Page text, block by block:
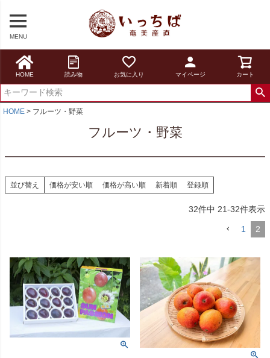
MENU
HOME 読み物 お気に入り マイページ カート
HOME フルーツ・野菜
フルーツ・野菜
並び替え 価格が安い順 価格が高い順 新着順 登録順
32件中 21-32件表示
1 2